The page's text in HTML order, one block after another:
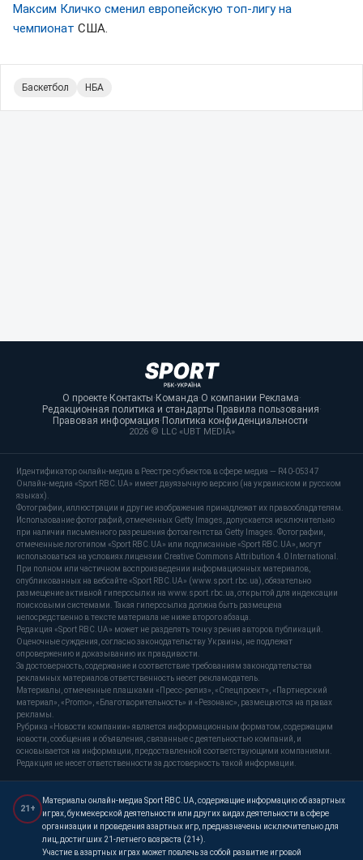
Максим Кличко сменил европейскую топ-лигу на
чемпионат США.
Баскетбол НБА
О проекте·Контакты·Команда·О компании·Реклама·
Редакционная политика и стандарты·Правила пользования·
Правовая информация·Политика конфиденциальности·
2026 © LLC «UBT MEDIA»
Идентификатор онлайн-медиа в Реестре субъектов в сфере медиа — R40-05347
Онлайн-медиа «Sport RBC.UA» имеет двуязычную версию (на украинском и русском
языках).
Фотографии, иллюстрации и другие изображения принадлежат их правообладателям.
Использование фотографий, отмеченных Getty Images, допускается исключительно
при наличии письменного разрешения фотоагентства Getty Images. Фотографии,
отмеченные логотипом «Sport RBC.UA» или подписанные «Sport RBC.UA», могут
использоваться на условиях лицензии Creative Commons Attribution 4.0 International.
При полном или частичном воспроизведении информационных материалов,
опубликованных на вебсайте «Sport RBC.UA» (www.sport.rbc.ua), обязательно
размещение активной гиперссылки на www.sport.rbc.ua, открытой для индексации
поисковыми системами. Такая гиперссылка должна быть размещена
непосредственно в тексте материала не ниже второго абзаца.
Редакция «Sport RBC.UA» может не разделять точку зрения авторов публикаций.
Оценочные суждения, согласно законодательству Украины, не подлежат
опровержению и доказыванию их правдивости.
За достоверность, содержание и соответствие требованиям законодательства
рекламных материалов ответственность несет рекламодатель.
Материалы, отмеченные плашками «Пресс-релиз», «Спецпроект», «Партнерский
материал», «Promo», «Благотворительность» и «Резонанс», размещаются на правах
рекламы.
Рубрика «Новости компании» является информационным форматом, содержащим
новости, сообщения и объявления, связанные с деятельностью компаний, и
основывается на информации, предоставленной соответствующими компаниями.
Редакция не несет ответственности за достоверность такой информации.
21+
Материалы онлайн-медиа Sport RBC.UA, содержащие информацию об азартных
играх, букмекерской деятельности или других видах деятельности в сфере
организации и проведения азартных игр, предназначены исключительно для
лиц, достигших 21-летнего возраста (21+).
Участие в азартных играх может повлечь за собой развитие игровой